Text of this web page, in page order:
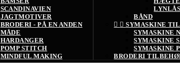
SCANDINAVIEN
JAGTMOTIVER
BRODERI - PÅ EN ANDEN
MÅDE
HARDANGER
POMP STITCH
MINDFUL MAKING
BÅND
  SYMASKINE
SYMASKINE
SYMASKINE
SYMASKINE
BRODERI